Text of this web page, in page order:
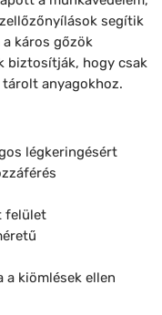
segítik
a káros gőzök
biztosítják, hogy csak
anyagokhoz.
légkeringésért
felület
kiömlések ellen